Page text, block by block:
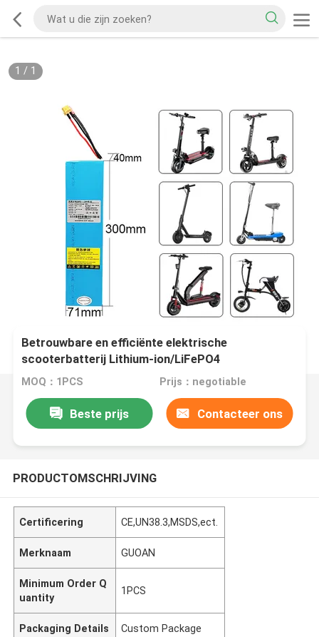
1 / 1
Betrouwbare en efficiënte elektrische
scooterbatterij Lithium-ion/LiFePO4
MOQ：1PCS Prijs：negotiable
Beste prijs Contacteer ons
PRODUCTOMSCHRIJVING
Certificering CE,UN38.3,MSDS,ect.
Merknaam GUOAN
Minimum Order Q
uantity
1PCS
Packaging Details Custom Package